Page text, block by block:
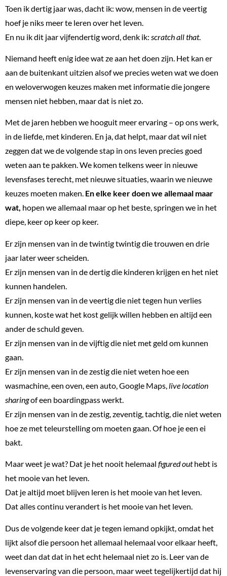
Toen ik dertig jaar was, dacht ik: wow, mensen in de veertig
hoef je niks meer te leren over het leven.
En nu ik dit jaar vijfendertig word, denk ik: scratch all that.
Niemand heeft enig idee wat ze aan het doen zijn. Het kan er
aan de buitenkant uitzien alsof we precies weten wat we doen
en weloverwogen keuzes maken met informatie die jongere
mensen niet hebben, maar dat is niet zo.
Met de jaren hebben we hooguit meer ervaring – op ons werk,
in de liefde, met kinderen. En ja, dat helpt, maar dat wil niet
zeggen dat we de volgende stap in ons leven precies goed
weten aan te pakken. We komen telkens weer in nieuwe
levensfases terecht, met nieuwe situaties, waarin we nieuwe
keuzes moeten maken. En elke keer doen we allemaal maar
wat, hopen we allemaal maar op het beste, springen we in het
diepe, keer op keer op keer.
Er zijn mensen van in de twintig twintig die trouwen en drie
jaar later weer scheiden.
Er zijn mensen van in de dertig die kinderen krijgen en het niet
kunnen handelen.
Er zijn mensen van in de veertig die niet tegen hun verlies
kunnen, koste wat het kost gelijk willen hebben en altijd een
ander de schuld geven.
Er zijn mensen van in de vijftig die niet met geld om kunnen
gaan.
Er zijn mensen van in de zestig die niet weten hoe een
wasmachine, een oven, een auto, Google Maps,live location
sharingof een boardingpass werkt.
Er zijn mensen van in de zestig, zeventig, tachtig, die niet weten
hoe ze met teleurstelling om moeten gaan. Of hoe je een ei
bakt.
Maar weet je wat? Dat je het nooit helemaal figured outhebt is
het mooie van het leven.
Dat je altijd moet blijven leren is het mooie van het leven.
Dat alles continu verandert is het mooie van het leven.
Dus de volgende keer dat je tegen iemand opkijkt, omdat het
lijkt alsof die persoon het allemaal helemaal voor elkaar heeft,
weet dan dat dat in het echt helemaal niet zo is. Leer van de
levenservaring van die persoon, maar weet tegelijkertijd dat hij